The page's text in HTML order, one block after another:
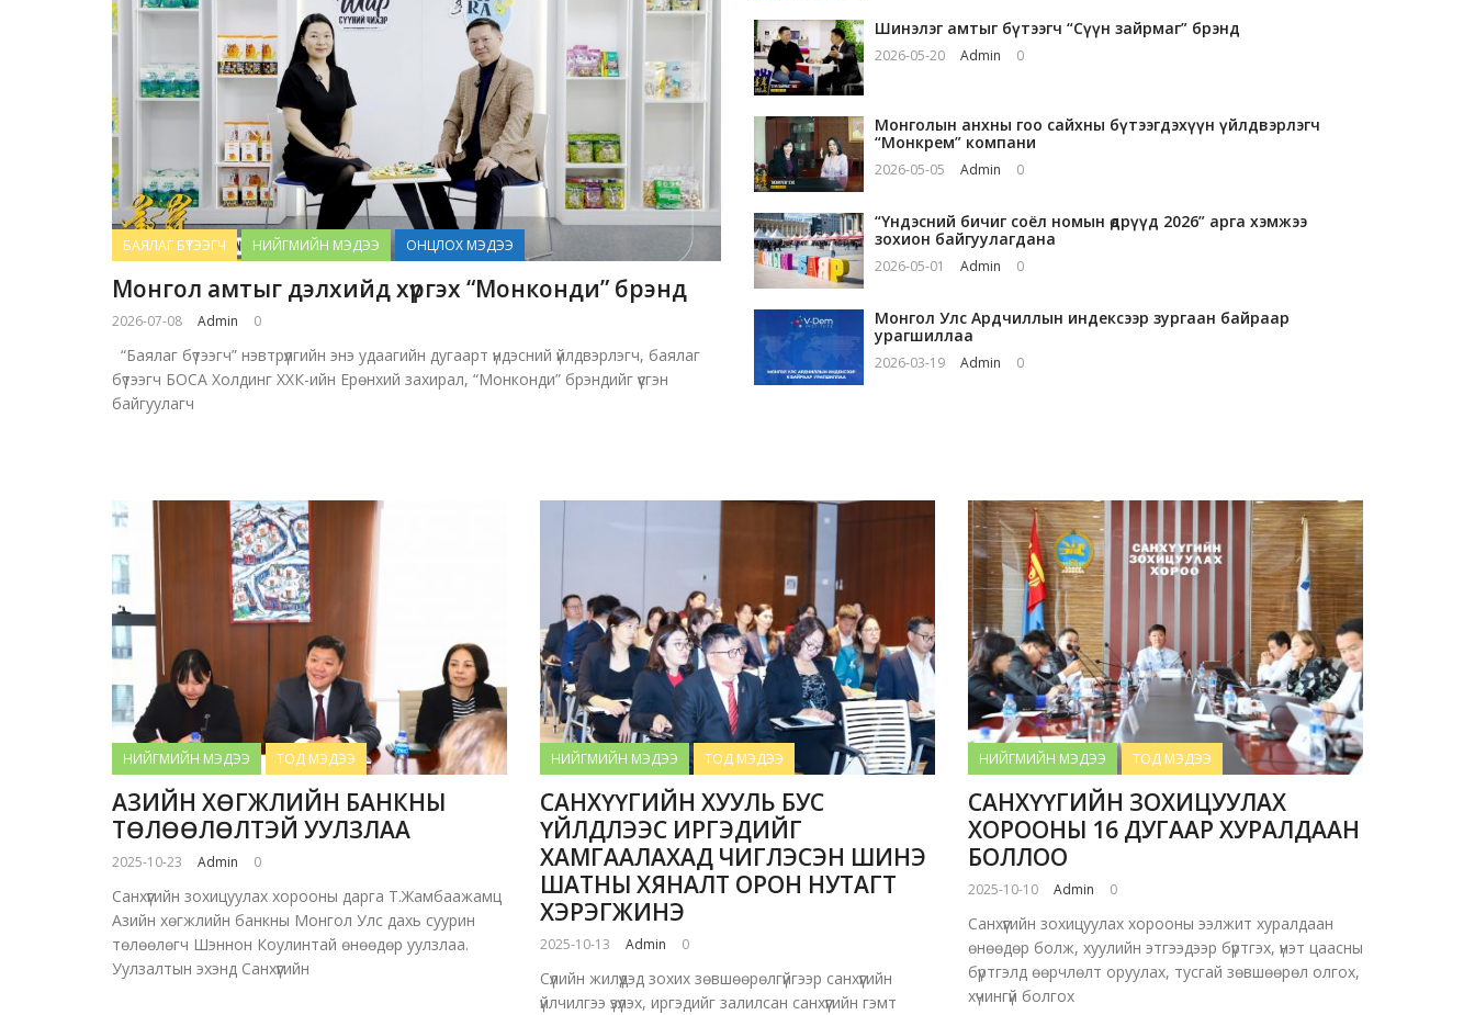
БАЯЛАГ БҮТЭЭГЧ НИЙГМИЙН МЭДЭЭ ОНЦЛОХ МЭДЭЭ
Монгол амтыг дэлхийд хүргэх “Монконди” брэнд
2026-07-08 Admin 0
“Баялаг бүтээгч” нэвтрүүлгийн энэ удаагийн дугаарт үндэсний үйлдвэрлэгч, баялаг
бүтээгч БОСА Холдинг ХХК-ийн Ерөнхий захирал, “Монконди” брэндийг үүсгэн
байгуулагч
Шинэлэг амтыг бүтээгч “Сүүн зайрмаг” брэнд
2026-05-20 Admin 0
Монголын анхны гоо сайхны бүтээгдэхүүн үйлдвэрлэгч
“Монкрем” компани
2026-05-05 Admin 0
“Үндэсний бичиг соёл номын өдрүүд 2026” арга xэмжээ
зоxион байгуулагдана
2026-05-01 Admin 0
Монгол Улс Ардчиллын индексээр зургаан байраар
урагшиллаа
2026-03-19 Admin 0
НИЙГМИЙН МЭДЭЭ ТОД МЭДЭЭ
АЗИЙН ХӨГЖЛИЙН БАНКНЫ
ТӨЛӨӨЛӨЛТЭЙ УУЛЗЛАА
2025-10-23 Admin 0
Санхүүгийн зохицуулах хорооны дарга Т.Жамбаажамц
Азийн хөгжлийн банкны Монгол Улс дахь суурин
төлөөлөгч Шэннон Коулинтай өнөөдөр уулзлаа.
Уулзалтын эхэнд Санхүүгийн
НИЙГМИЙН МЭДЭЭ ТОД МЭДЭЭ
САНХҮҮГИЙН ХУУЛЬ БУС
ҮЙЛДЛЭЭС ИРГЭДИЙГ
ХАМГААЛАХАД ЧИГЛЭСЭН ШИНЭ
ШАТНЫ ХЯНАЛТ ОРОН НУТАГТ
ХЭРЭГЖИНЭ
2025-10-13 Admin 0
Сүүлийн жилүүдэд зохих зөвшөөрөлгүйгээр санхүүгийн
үйлчилгээ үзүүлэх, иргэдийг залилсан санхүүгийн гэмт
НИЙГМИЙН МЭДЭЭ ТОД МЭДЭЭ
САНХҮҮГИЙН ЗОХИЦУУЛАХ
ХОРООНЫ 16 ДУГААР ХУРАЛДААН
БОЛЛОО
2025-10-10 Admin 0
Санхүүгийн зохицуулах хорооны ээлжит хуралдаан
өнөөдөр болж, хуулийн этгээдээр бүртгэх, үнэт цаасны
бүртгэлд өөрчлөлт оруулах, тусгай зөвшөөрөл олгох,
хүчингүй болгох